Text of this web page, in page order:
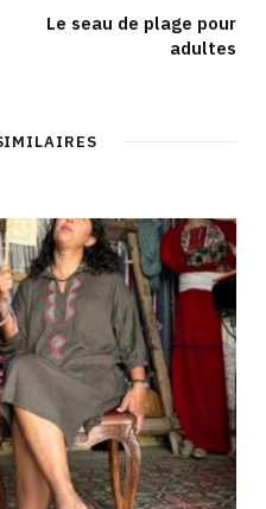
Le seau de plage pour
adultes